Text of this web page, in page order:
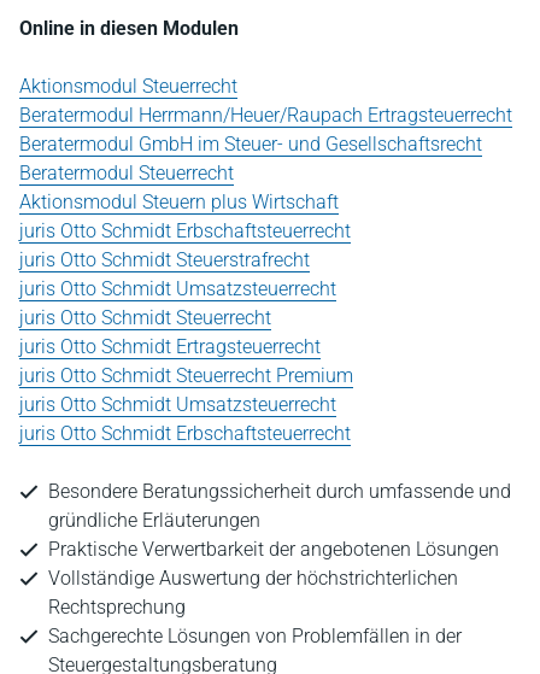
Online in diesen Modulen
Aktionsmodul Steuerrecht
Beratermodul Herrmann/Heuer/Raupach Ertragsteuerrecht
Beratermodul GmbH im Steuer- und Gesellschaftsrecht
Beratermodul Steuerrecht
Aktionsmodul Steuern plus Wirtschaft
juris Otto Schmidt Erbschaftsteuerrecht
juris Otto Schmidt Steuerstrafrecht
juris Otto Schmidt Umsatzsteuerrecht
juris Otto Schmidt Steuerrecht
juris Otto Schmidt Ertragsteuerrecht
juris Otto Schmidt Steuerrecht Premium
juris Otto Schmidt Umsatzsteuerrecht
juris Otto Schmidt Erbschaftsteuerrecht
Besondere Beratungssicherheit durch umfassende und
gründliche Erläuterungen
Praktische Verwertbarkeit der angebotenen Lösungen
Vollständige Auswertung der höchstrichterlichen
Rechtsprechung
Sachgerechte Lösungen von Problemfällen in der
Steuergestaltungsberatung